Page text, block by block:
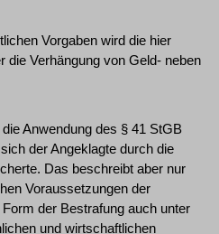
Vorgaben wird die hier
die Verhängung von Geld- neben
Anwendung des § 41 StGB
der Angeklagte durch die
Das beschreibt aber nur
Voraussetzungen der
der Bestrafung auch unter
und wirtschaftlichen